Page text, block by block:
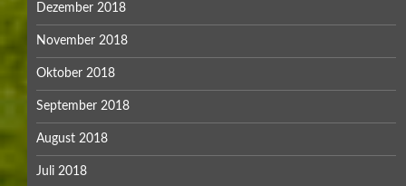
Dezember 2018
November 2018
Oktober 2018
September 2018
August 2018
Juli 2018